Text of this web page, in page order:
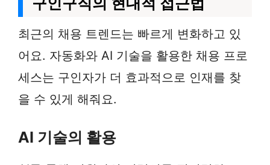
최근의 채용 트렌드는 빠르게 변화하고 있
어요. 자동화와 AI 기술을 활용한 채용 프로
세스는 구인자가 더 효과적으로 인재를 찾
을 수 있게 해줘요.
AI 기술의 활용